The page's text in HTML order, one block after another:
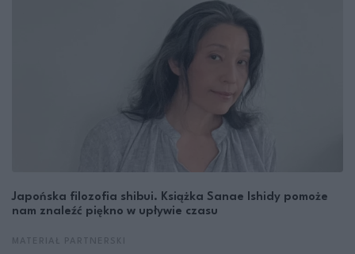
Japońska filozofia shibui. Książka Sanae Ishidy pomoże
nam znaleźć piękno w upływie czasu